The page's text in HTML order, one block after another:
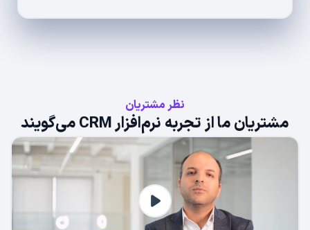
نظر مشتریان
مشتریان ما از تجربه نرم‌افزار CRM می‌گویند